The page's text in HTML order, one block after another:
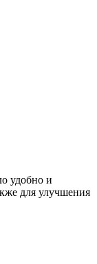
удобно и
для улучшения